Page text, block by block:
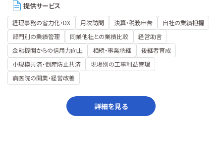
提供サービス
経理事務の省力化・DX 月次訪問 決算・税務申告
自社の業績把握
部門別の業績管理
同業他社との業績比較
経営助言
金融機関からの信用力向上
相続・事業承継
後継者育成
小規模共済・倒産防止共済
現場別の工事利益管理
病医院の開業・経営改善
詳細を見る